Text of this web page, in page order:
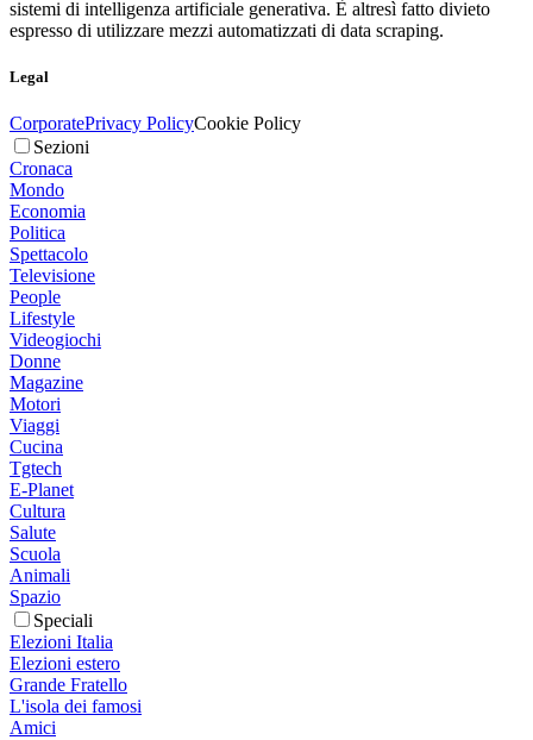
sistemi di intelligenza artificiale generativa. È altresì fatto divieto
espresso di utilizzare mezzi automatizzati di data scraping.
Legal
CorporatePrivacy PolicyCookie Policy
Sezioni
Cronaca
Mondo
Economia
Politica
Spettacolo
Televisione
People
Lifestyle
Videogiochi
Donne
Magazine
Motori
Viaggi
Cucina
Tgtech
E-Planet
Cultura
Salute
Scuola
Animali
Spazio
Speciali
Elezioni Italia
Elezioni estero
Grande Fratello
L'isola dei famosi
Amici